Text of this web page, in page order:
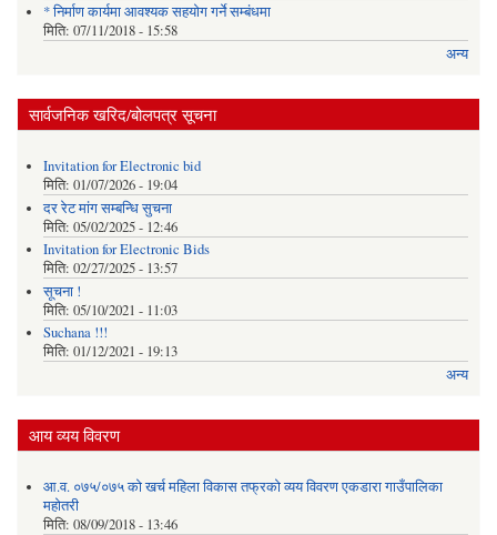
* निर्माण कार्यमा आवश्यक सहयोग गर्ने सम्बंधमा
मिति: 07/11/2018 - 15:58
अन्य
सार्वजनिक खरिद/बोलपत्र सूचना
Invitation for Electronic bid
मिति: 01/07/2026 - 19:04
दर रेट मांग सम्बन्धि सुचना
मिति: 05/02/2025 - 12:46
Invitation for Electronic Bids
मिति: 02/27/2025 - 13:57
सूचना !
मिति: 05/10/2021 - 11:03
Suchana !!!
मिति: 01/12/2021 - 19:13
अन्य
आय व्यय विवरण
आ.व. ०७५/०७५ को खर्च महिला विकास तफ्रको व्यय विवरण एकडारा गाउँपालिका
महोतरी
मिति: 08/09/2018 - 13:46